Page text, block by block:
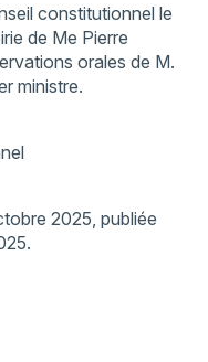
constitutionnel le
de Me Pierre
orales de M.
ministre.
2025, publiée